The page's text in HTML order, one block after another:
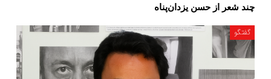
چند شعر از حسن یزدان‌پناه
گفتگو